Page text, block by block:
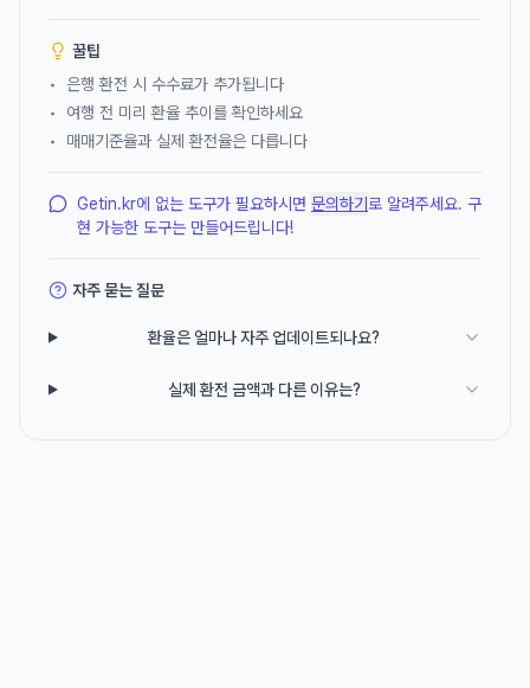
꿀팁
•
은행 환전 시 수수료가 추가됩니다
•
여행 전 미리 환율 추이를 확인하세요
•
매매기준율과 실제 환전율은 다릅니다
Getin.kr에 없는 도구가 필요하시면 문의하기 로 알려주세요. 구
현 가능한 도구는 만들어드립니다!
자주 묻는 질문
환율은 얼마나 자주 업데이트되나요?
실제 환전 금액과 다른 이유는?